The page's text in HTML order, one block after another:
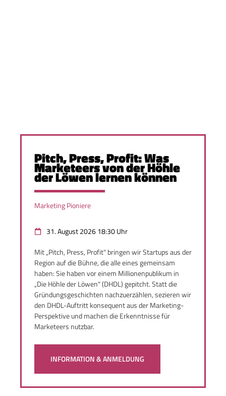
Pitch, Press, Profit: Was
Marketeers von der Höhle
der Löwen lernen können
Marketing Pioniere
31. August 2026 18:30 Uhr
Mit „Pitch, Press, Profit" bringen wir Startups aus der
Region auf die Bühne, die alle eines gemeinsam
haben: Sie haben vor einem Millionenpublikum in
„Die Höhle der Löwen" (DHDL) gepitcht. Statt die
Gründungsgeschichten nachzuerzählen, sezieren wir
den DHDL-Auftritt konsequent aus der Marketing-
Perspektive und machen die Erkenntnisse für
Marketeers nutzbar.
INFORMATION & ANMELDUNG